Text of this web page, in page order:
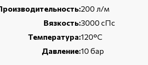
200 л/м
Вязкость:3000 сПс
Температура:120°C
Давление:10 бар